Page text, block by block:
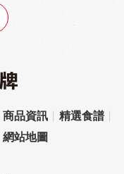
商品資訊
精選食譜
網站地圖